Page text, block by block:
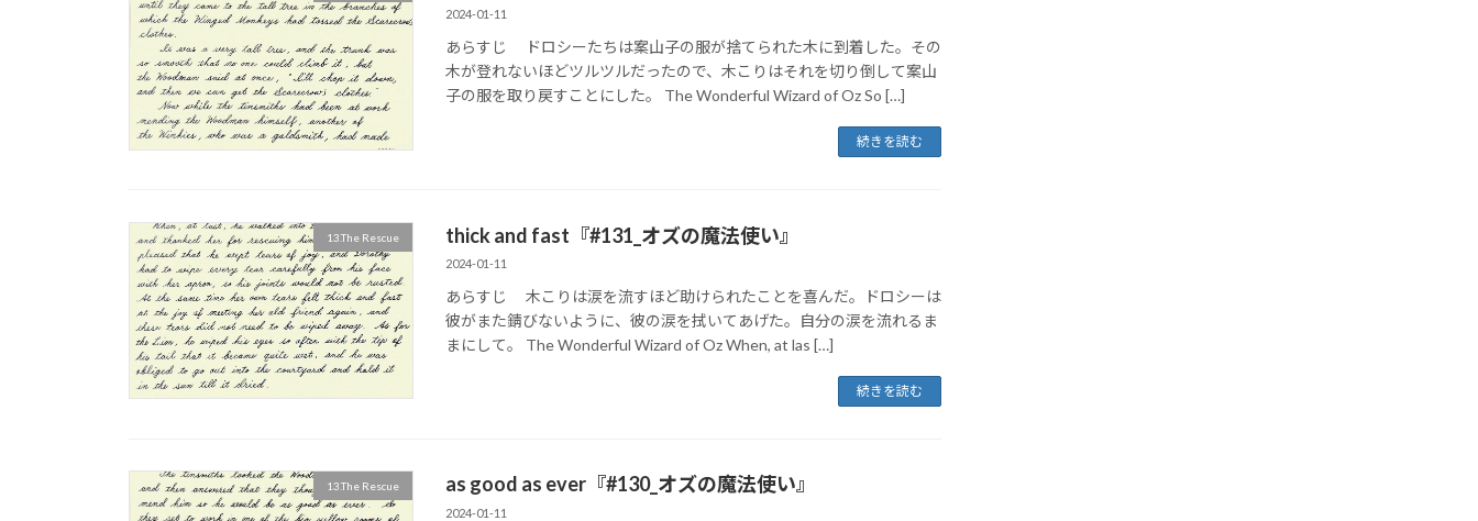
2024-01-11
あらすじ ドロシーたちは案山子の服が捨てられた木に到着した。その
木が登れないほどツルツルだったので、木こりはそれを切り倒して案山
子の服を取り戻すことにした。 The Wonderful Wizard of Oz So […]
続きを読む
13.The Rescue thick and fast『#131_オズの魔法使い』
2024-01-11
あらすじ 木こりは涙を流すほど助けられたことを喜んだ。ドロシーは
彼がまた錆びないように、彼の涙を拭いてあげた。自分の涙を流れるま
まにして。 The Wonderful Wizard of Oz When, at las […]
続きを読む
13.The Rescue as good as ever『#130_オズの魔法使い』
2024-01-11